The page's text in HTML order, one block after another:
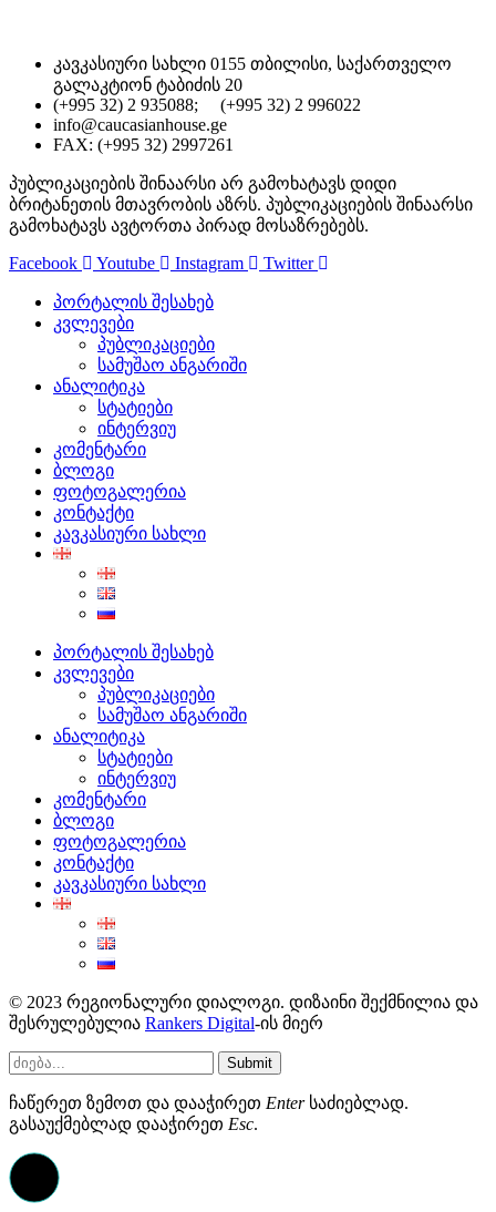
კავკასიური სახლი 0155 თბილისი, საქართველო
გალაკტიონ ტაბიძის 20
(+995 32) 2 935088; (+995 32) 2 996022
info@caucasianhouse.ge
FAX: (+995 32) 2997261
პუბლიკაციების შინაარსი არ გამოხატავს დიდი
ბრიტანეთის მთავრობის აზრს. პუბლიკაციების შინაარსი
გამოხატავს ავტორთა პირად მოსაზრებებს.
Facebook
Youtube Instagram Twitter
პორტალის შესახებ
კვლევები
პუბლიკაციები
სამუშაო ანგარიში
ანალიტიკა
სტატიები
ინტერვიუ
კომენტარი
ბლოგი
ფოტოგალერია
კონტაქტი
კავკასიური სახლი
პორტალის შესახებ
კვლევები
პუბლიკაციები
სამუშაო ანგარიში
ანალიტიკა
სტატიები
ინტერვიუ
კომენტარი
ბლოგი
ფოტოგალერია
კონტაქტი
კავკასიური სახლი
© 2023 რეგიონალური დიალოგი. დიზაინი შექმნილია და
შესრულებულია Rankers Digital-ის მიერ
Submit
ჩაწერეთ ზემოთ და დააჭირეთ Enterსაძიებლად.
გასაუქმებლად დააჭირეთ Esc.